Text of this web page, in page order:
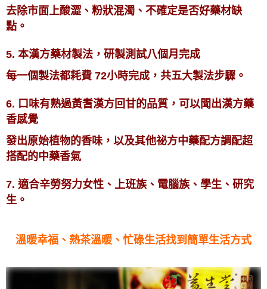
去除市面上酸澀、粉狀混濁、不確定是否好藥材缺
點。
5. 本漢方藥材製法，研製測試八個月完成
每一個製法都耗費 72小時完成，共五大製法步驟。
6. 口味有熟過黃耆漢方回甘的品質，可以聞出漢方藥
香感覺
發出原始植物的香味，以及其他祕方中藥配方調配超
搭配的中藥香氣
7. 適合辛勞努力女性、上班族、電腦族、學生、研究
生。
溫暖幸福、熱茶溫暖、忙碌生活找到簡單生活方式